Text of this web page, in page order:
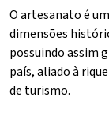
O artesanato é
dimensões
possuindo assim
país, aliado à
de turismo.